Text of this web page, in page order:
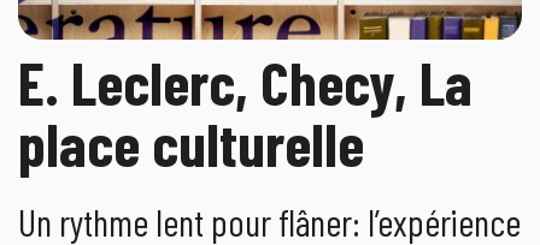
E. Leclerc, Checy, La
place culturelle
Un rythme lent pour flâner: l’expérience